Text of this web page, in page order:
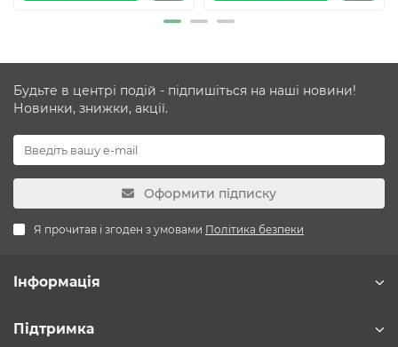
Будьте в центрі подій - підпишіться на наші новини!
Новинки, знижки, акції.
Оформити підписку
Я прочитав і згоден з умовами Політика безпеки
Інформація
Підтримка